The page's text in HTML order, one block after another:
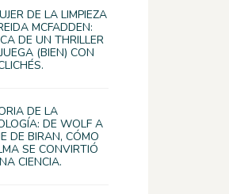
DE LA LIMPIEZA
MCFADDEN:
DE UN THRILLER
(BIEN) CON
DE LA
DE WOLF A
DE BIRAN, CÓMO
SE CONVIRTIÓ
CIENCIA.